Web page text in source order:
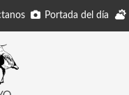
Portada del día